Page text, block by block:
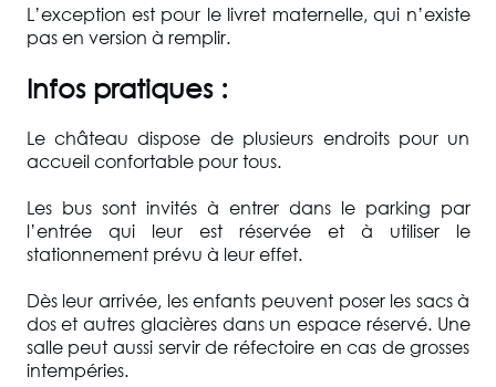
L’exception est pour le livret maternelle, qui n’existe
pas en version à remplir.
Infos pratiques :
Le château dispose de plusieurs endroits pour un
accueil confortable pour tous.
Les bus sont invités à entrer dans le parking par
l’entrée qui leur est réservée et à utiliser le
stationnement prévu à leur effet.
Dès leur arrivée, les enfants peuvent poser les sacs à
dos et autres glacières dans un espace réservé. Une
salle peut aussi servir de réfectoire en cas de grosses
intempéries.